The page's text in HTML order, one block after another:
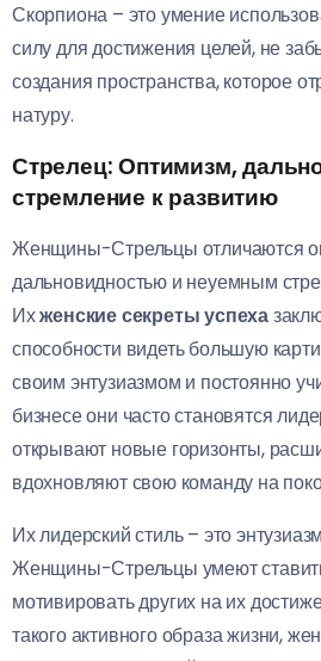
Скорпиона – это умение
силу для достижения целей, не
создания пространства, которое
натуру.
Стрелец: Оптимизм,
стремление к развитию
Женщины-Стрельцы отличаются
дальновидностью и неуемным
Ихженские секреты успеха
способности видеть большую
своим энтузиазмом и постоянно
бизнесе они часто становятся
открывают новые горизонты,
вдохновляют свою команду на
Их лидерский стиль – это
Женщины-Стрельцы умеют
мотивировать других на их
такого активного образа жизни,